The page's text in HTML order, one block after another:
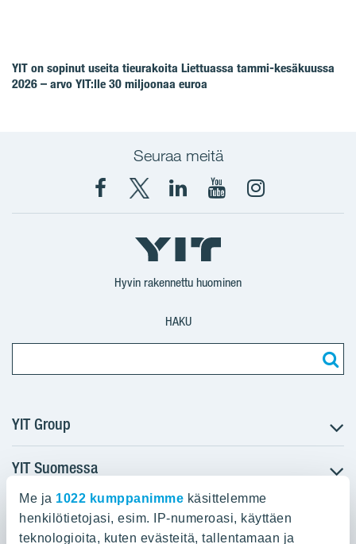
Me ja 1022 kumppanimme käsittelemme
henkilötietojasi, esim. IP-numeroasi, käyttäen
teknologioita, kuten evästeitä, tallentamaan ja
YIT on sopinut useita tieurakoita Liettuassa tammi-kesäkuussa
2026 – arvo YIT:lle 30 miljoonaa euroa
Seuraa meitä
Facebook
X
YIT
Suomi
YIT
Corporation
YIT
Corporation
Instagram
Hyvin rakennettu huominen
HAKU
YIT Group
Tietoa YIT:stä
Töihin meille
Sijoittajat
YIT Suomessa
Myytävät asunnot
Vuokrattavat toimitilat
YIT:n pääkonttori